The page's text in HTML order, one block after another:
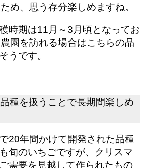
め、思う存分楽しめますね。
時期は11月～3月頃となってお
園を訪れる場合はこちらの品
うです。
種を扱うことで長期間楽しめ
20年間かけて開発された品種
旬のいちごですが、クリスマ
需要を見越して作られたもの